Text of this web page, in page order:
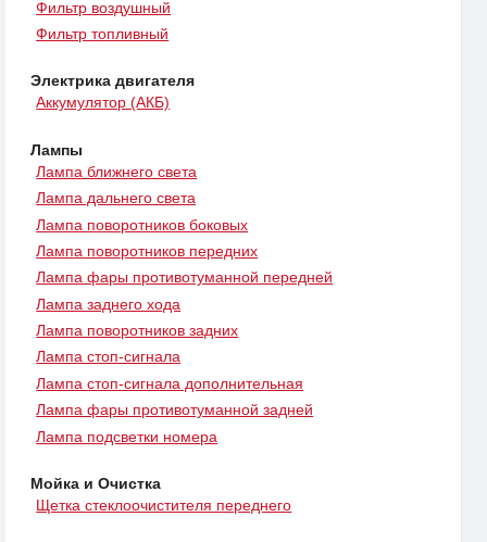
Фильтр воздушный
Фильтр топливный
Электрика двигателя
Аккумулятор (АКБ)
Лампы
Лампа ближнего света
Лампа дальнего света
Лампа поворотников боковых
Лампа поворотников передних
Лампа фары противотуманной передней
Лампа заднего хода
Лампа поворотников задних
Лампа стоп-сигнала
Лампа стоп-сигнала дополнительная
Лампа фары противотуманной задней
Лампа подсветки номера
Мойка и Очистка
Щетка стеклоочистителя переднего